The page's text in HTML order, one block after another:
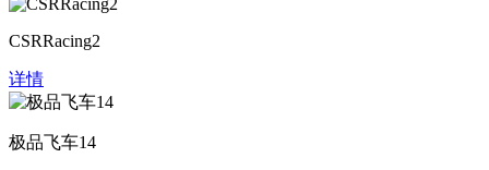
CSRRacing2
详情
极品飞车14